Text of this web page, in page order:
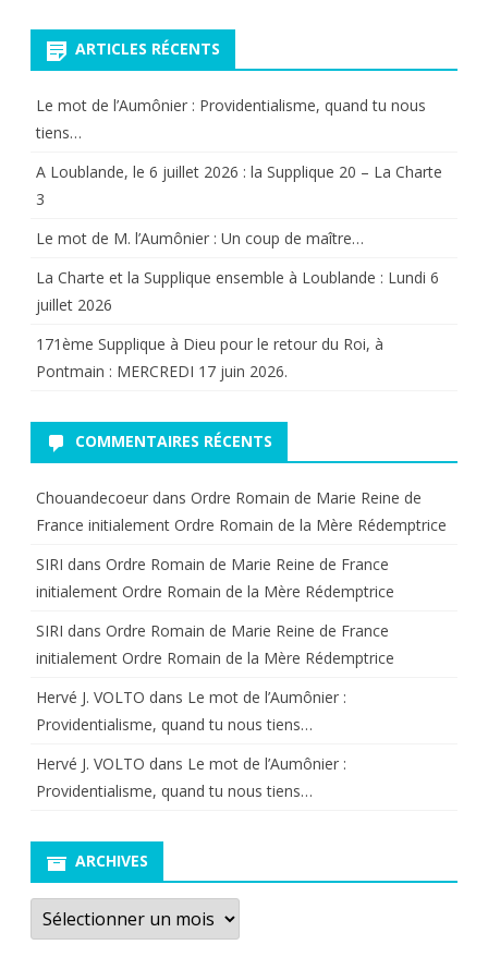
ARTICLES RÉCENTS
Le mot de l’Aumônier : Providentialisme, quand tu nous
tiens…
A Loublande, le 6 juillet 2026 : la Supplique 20 – La Charte
3
Le mot de M. l’Aumônier : Un coup de maître…
La Charte et la Supplique ensemble à Loublande : Lundi 6
juillet 2026
171ème Supplique à Dieu pour le retour du Roi, à
Pontmain : MERCREDI 17 juin 2026.
COMMENTAIRES RÉCENTS
Chouandecoeur dans Ordre Romain de Marie Reine de
France initialement Ordre Romain de la Mère Rédemptrice
SIRI dans Ordre Romain de Marie Reine de France
initialement Ordre Romain de la Mère Rédemptrice
SIRI dans Ordre Romain de Marie Reine de France
initialement Ordre Romain de la Mère Rédemptrice
Hervé J. VOLTO dans Le mot de l’Aumônier :
Providentialisme, quand tu nous tiens…
Hervé J. VOLTO dans Le mot de l’Aumônier :
Providentialisme, quand tu nous tiens…
ARCHIVES
Archives